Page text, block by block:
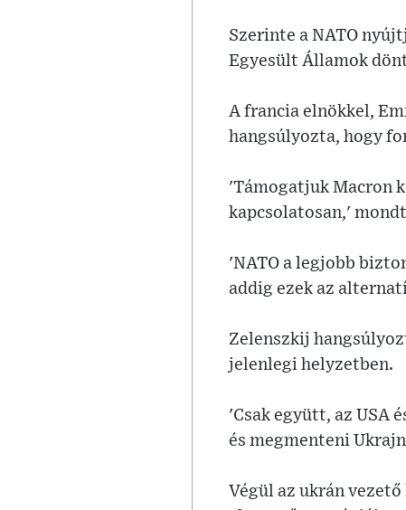
Szerinte a NATO
Egyesült Államok
A francia elnökkel,
hangsúlyozta, hogy
'Támogatjuk Macron
kapcsolatosan,'
'NATO a legjobb
addig ezek az
Zelenszkij
jelenlegi helyzetben.
'Csak együtt, az USA
és megmenteni
Végül az ukrán